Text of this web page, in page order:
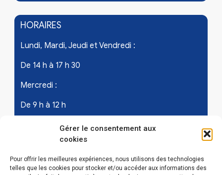
Gérer le consentement aux
cookies
Pour offrir les meilleures expériences, nous utilisons des technologies
telles que les cookies pour stocker et/ou accéder aux informations des
HORAIRES
Lundi, Mardi, Jeudi et Vendredi :
De 14 h à 17 h 30
Mercredi :
De 9 h à 12 h
Samedi - les 1er et 3ème de chaque mois :
De 9 h à 12 h